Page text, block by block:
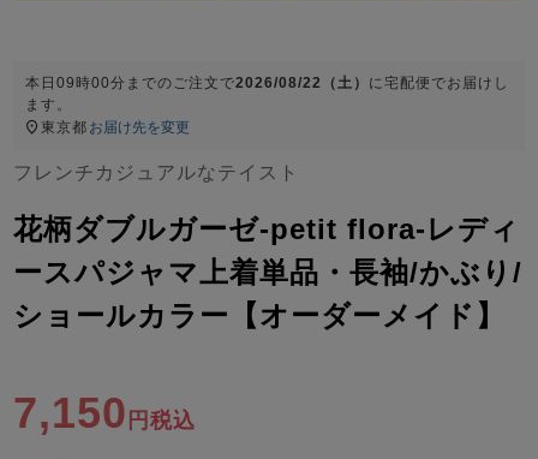
売れ筋ランキング
- Item Ranking -
新着商品
- New Arrival -
すべての季節のパジャマ一覧はこちら
ズ
パジャマ
ガールズ前開
本日09時00分 までのご注文で2026/08/22（土） に宅配便 でお届けし
ます。
東京都 お届け先を変更
フレンチカジュアルなテイスト
花柄ダブルガーゼ-petit flora-レディ
ースパジャマ上着単品・長袖/かぶり/
ショールカラー【オーダーメイド】
7,150 税込